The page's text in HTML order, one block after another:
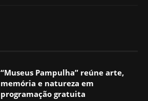
“Museus Pampulha” reúne arte,
memória e natureza em
programação gratuita